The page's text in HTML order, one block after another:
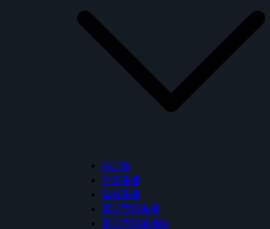
御之釉
坐式馬桶
蹲式馬桶
潔淨電腦馬桶
潔淨電腦馬桶座